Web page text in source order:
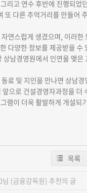
리고 연수 후반에 진행되었
또 다른 추억거리를 만들어
연스럽게 생겼으며, 이러한
다양한 정보를 제공받을 수
상남경영원에서 인연을 맺은
료 및 지인을 만나면 상남경
으로 건설경영자과정을 더
램이 더욱 활발하게 개설되
목록
(금융감독원) 추천의 글